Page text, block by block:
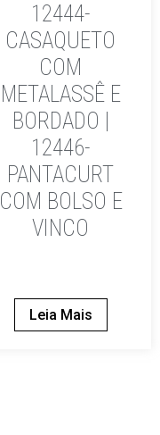
12444-
CASAQUETO
COM
METALASSÊ E
BORDADO |
12446-
PANTACURT
COM BOLSO E
VINCO
Leia Mais